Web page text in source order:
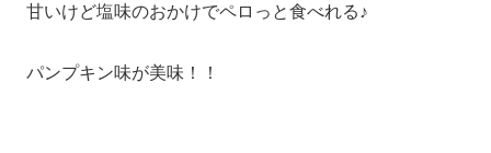
甘いけど塩味のおかけでペロっと食べれる♪
パンプキン味が美味！！